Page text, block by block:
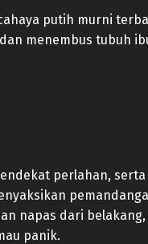
putih murni
menembus tubuh
perlahan, serta
napas dari
panik.